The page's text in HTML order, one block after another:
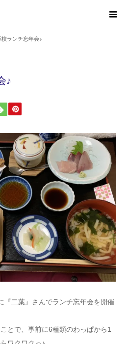
校ランチ忘年会♪
♪
『二葉』さんでランチ忘年会を開催
とで、事前に6種類のわっぱから1